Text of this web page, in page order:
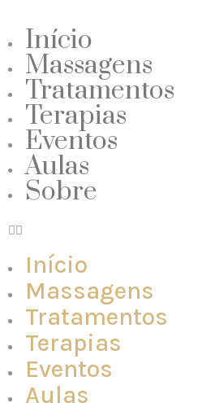
Início
Massagens
Tratamentos
Terapias
Eventos
Aulas
Sobre
Início
Massagens
Tratamentos
Terapias
Eventos
Aulas